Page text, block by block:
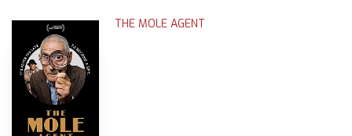
THE MOLE AGENT